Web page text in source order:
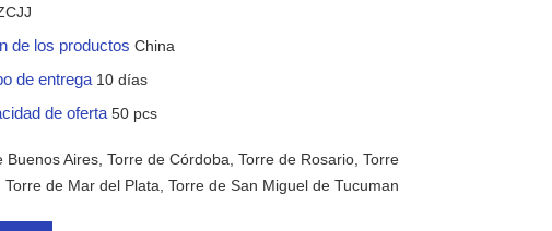
de los productosChina
de entrega10 días
de oferta50 pcs
Buenos Aires, Torre de Córdoba, Torre de Rosario, Torre
Torre de Mar del Plata, Torre de San Miguel de Tucuman